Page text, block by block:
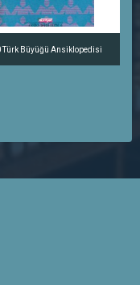
Türk Büyüğü Ansiklopedisi